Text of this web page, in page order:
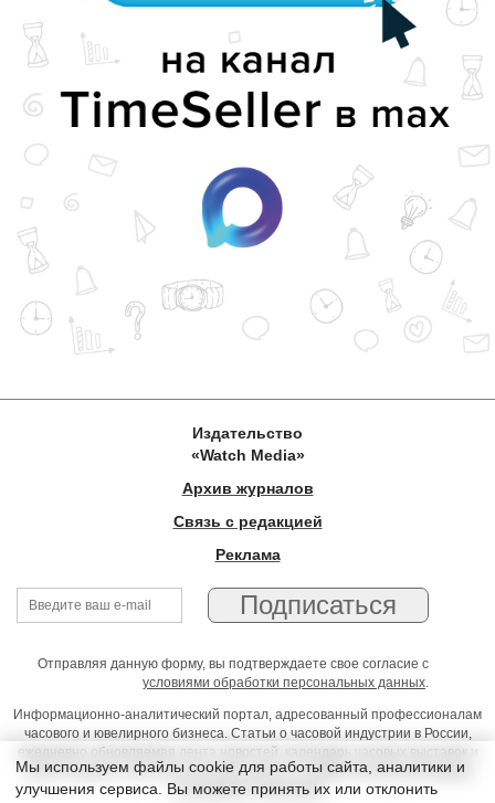
Издательство
«Watch Media»
Архив журналов
Связь с редакцией
Реклама
Отправляя данную форму, вы подтверждаете свое согласие с
условиями обработки персональных данных.
Информационно-аналитический портал, адресованный профессионалам
часового и ювелирного бизнеса. Статьи о часовой индустрии в России,
ежедневно обновляемая лента новостей, календарь часовых выставок и
презентаций, on-line консультации юриста, профессиональный форум
часовщиков и ювелиров
Мы используем файлы cookie для работы сайта, аналитики и
улучшения сервиса. Вы можете принять их или отклонить